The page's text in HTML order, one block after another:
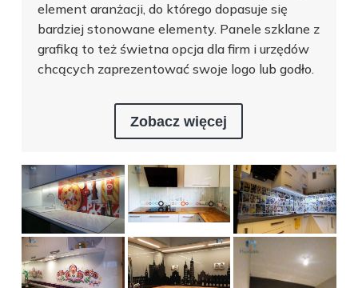
element aranżacji, do którego dopasuje się
bardziej stonowane elementy. Panele szklane z
grafiką to też świetna opcja dla firm i urzędów
chcących zaprezentować swoje logo lub godło.
Zobacz więcej